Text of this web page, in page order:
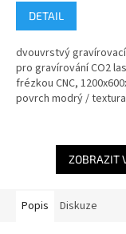
DETAIL
dvouvrstvý
pro gravírování CO2
frézkou CNC,
povrch modrý /
ZOBRAZIT
Popis Diskuze